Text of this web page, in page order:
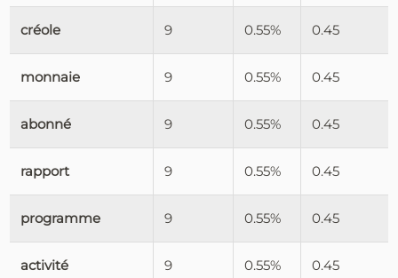
créole 9 0.55% 0.45
monnaie 9 0.55% 0.45
abonné 9 0.55% 0.45
rapport 9 0.55% 0.45
programme 9 0.55% 0.45
activité 9 0.55% 0.45